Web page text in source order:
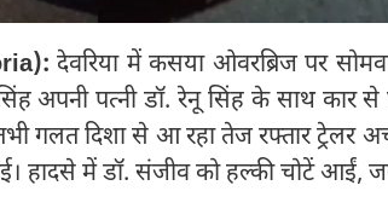
देवरिया में कसया ओवरब्रिज पर
अपनी पत्नी डॉ. रेनू सिंह के साथ कार
गलत दिशा से आ रहा तेज रफ्तार ट्रेलर
हादसे में डॉ. संजीव को हल्की चोटें आईं,